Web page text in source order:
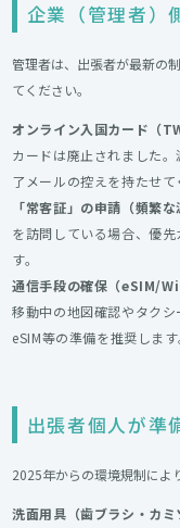
企業（管理者）
管理者は、出張者が最新の
てください。
オンライン入国カード（
カードは廃止されました
了メールの控えを持たせて
「常客証」の申請（頻繁な
を訪問している場合、優
す。
通信手段の確保（eSIM/
移動中の地図確認やタク
eSIM等の準備を推奨します
出張者個人が準
2025年からの環境規制によ
洗面用具（歯ブラシ・カミ